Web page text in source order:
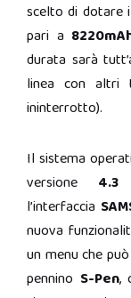
scelto di dotare
pari a
durata sarà
linea con altri
ininterrotto).
Il sistema
versione 4.3
l’interfaccia
nuova
un menu che
pennino S-Pen,